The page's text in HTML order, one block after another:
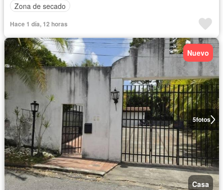
Zona de secado
Hace 1 día, 12 horas
5fotos
Nuevo
Casa